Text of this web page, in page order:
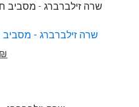
שרה זילברברג - מסביב חגי